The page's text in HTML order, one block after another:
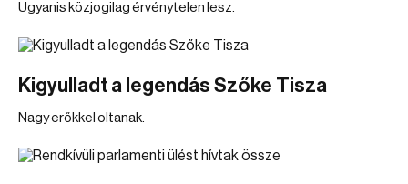
Ugyanis közjogilag érvénytelen lesz.
Kigyulladt a legendás Szőke Tisza
Nagy erőkkel oltanak.